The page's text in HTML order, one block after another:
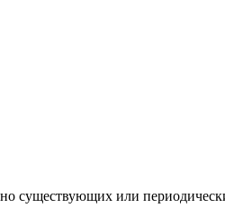
существующих или